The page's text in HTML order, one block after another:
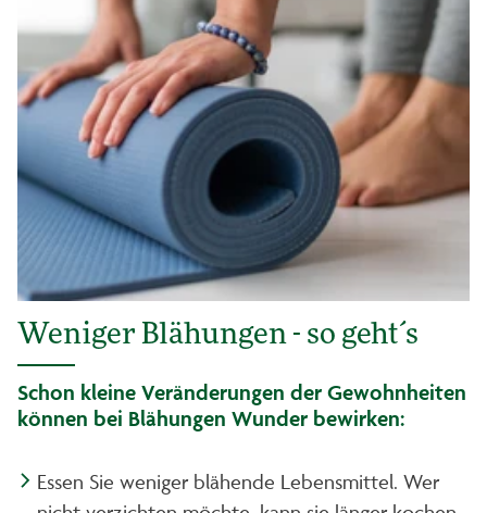
Weniger Blähungen - so geht´s
Schon kleine Veränderungen der Gewohnheiten
können bei Blähungen Wunder bewirken:
Essen Sie weniger blähende Lebensmittel. Wer